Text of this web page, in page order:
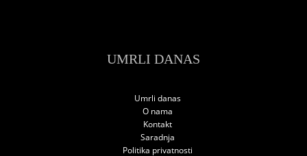
UMRLI DANAS
Umrli danas
O nama
Kontakt
Saradnja
Politika privatnosti